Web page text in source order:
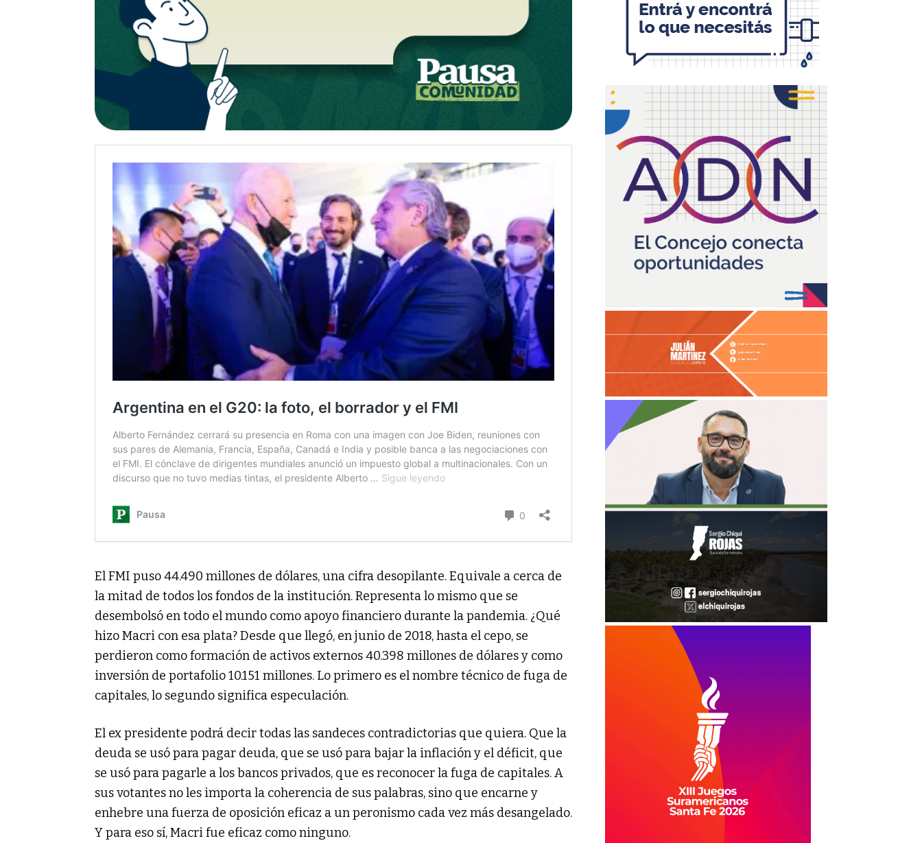
El FMI puso 44.490 millones de dólares, una cifra desopilante. Equivale a cerca de
la mitad de todos los fondos de la institución. Representa lo mismo que se
desembolsó en todo el mundo como apoyo financiero durante la pandemia. ¿Qué
hizo Macri con esa plata? Desde que llegó, en junio de 2018, hasta el cepo, se
perdieron como formación de activos externos 40.398 millones de dólares y como
inversión de portafolio 10.151 millones. Lo primero es el nombre técnico de fuga de
capitales, lo segundo significa especulación.
El ex presidente podrá decir todas las sandeces contradictorias que quiera. Que la
deuda se usó para pagar deuda, que se usó para bajar la inflación y el déficit, que
se usó para pagarle a los bancos privados, que es reconocer la fuga de capitales. A
sus votantes no les importa la coherencia de sus palabras, sino que encarne y
enhebre una fuerza de oposición eficaz a un peronismo cada vez más desangelado.
Y para eso sí, Macri fue eficaz como ninguno.